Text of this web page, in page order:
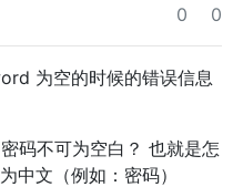
0 0
为空的时候的错误信息
码不可为空白？ 也就是怎
中文（例如：密码）